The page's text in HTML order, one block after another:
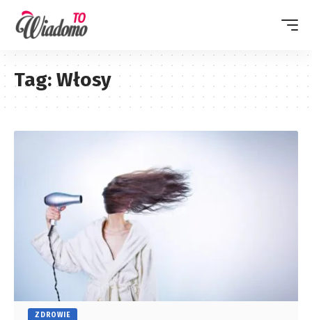
Tag: Włosy
ZDROWIE